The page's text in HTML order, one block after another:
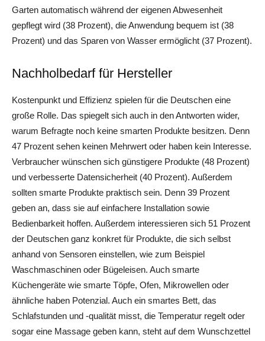
Garten automatisch während der eigenen Abwesenheit
gepflegt wird (38 Prozent), die Anwendung bequem ist (38
Prozent) und das Sparen von Wasser ermöglicht (37 Prozent).
Nachholbedarf für Hersteller
Kostenpunkt und Effizienz spielen für die Deutschen eine
große Rolle. Das spiegelt sich auch in den Antworten wider,
warum Befragte noch keine smarten Produkte besitzen. Denn
47 Prozent sehen keinen Mehrwert oder haben kein Interesse.
Verbraucher wünschen sich günstigere Produkte (48 Prozent)
und verbesserte Datensicherheit (40 Prozent). Außerdem
sollten smarte Produkte praktisch sein. Denn 39 Prozent
geben an, dass sie auf einfachere Installation sowie
Bedienbarkeit hoffen. Außerdem interessieren sich 51 Prozent
der Deutschen ganz konkret für Produkte, die sich selbst
anhand von Sensoren einstellen, wie zum Beispiel
Waschmaschinen oder Bügeleisen. Auch smarte
Küchengeräte wie smarte Töpfe, Ofen, Mikrowellen oder
ähnliche haben Potenzial. Auch ein smartes Bett, das
Schlafstunden und -qualität misst, die Temperatur regelt oder
sogar eine Massage geben kann, steht auf dem Wunschzettel